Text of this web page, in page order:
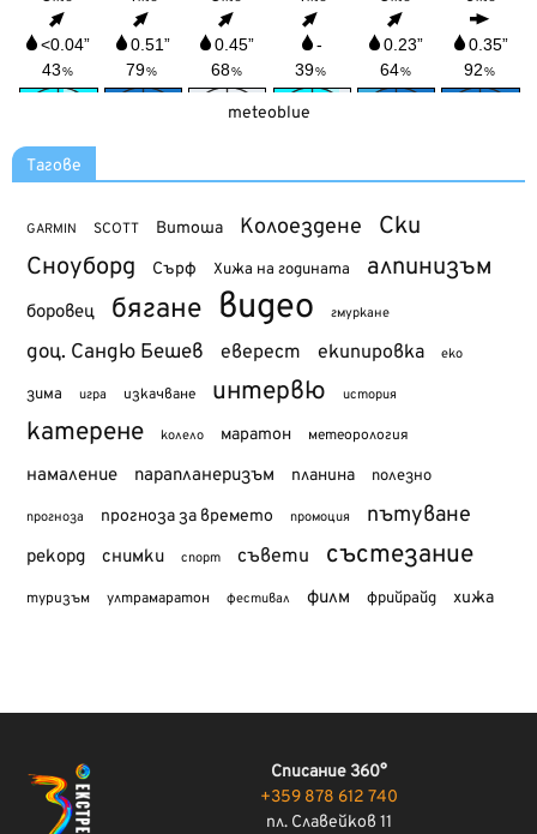
meteoblue
Тагове
GARMIN SCOTT Витоша Колоездене Ски
Сноуборд Сърф Хижа на годината алпинизъм
боровец бягане видео гмуркане
доц. Сандю Бешев еверест екипировка еко
зима игра изкачване интервю история
катерене колело маратон метеорология
намаление парапланеризъм планина полезно
прогноза прогноза за времето промоция пътуване
рекорд снимки спорт съвети състезание
туризъм ултрамаратон фестивал филм фрийрайд хижа
Списание 360°
+359 878 612 740
пл. Славейков 11